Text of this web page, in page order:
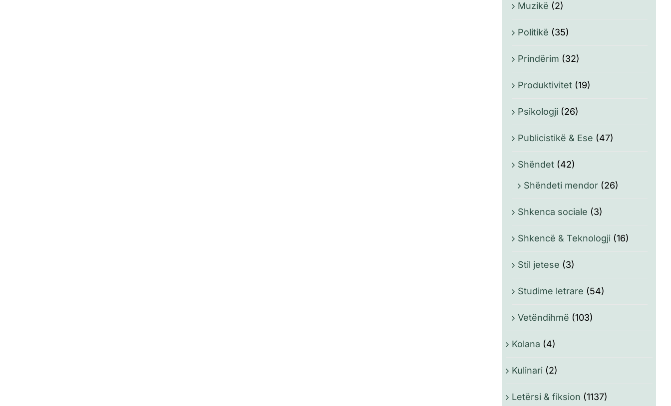
Muzikë (2)
Politikë (35)
Prindërim (32)
Produktivitet (19)
Psikologji (26)
Publicistikë & Ese (47)
Shëndet (42)
Shëndeti mendor (26)
Shkenca sociale (3)
Shkencë & Teknologji (16)
Stil jetese (3)
Studime letrare (54)
Vetëndihmë (103)
Kolana (4)
Kulinari (2)
Letërsi & fiksion (1137)